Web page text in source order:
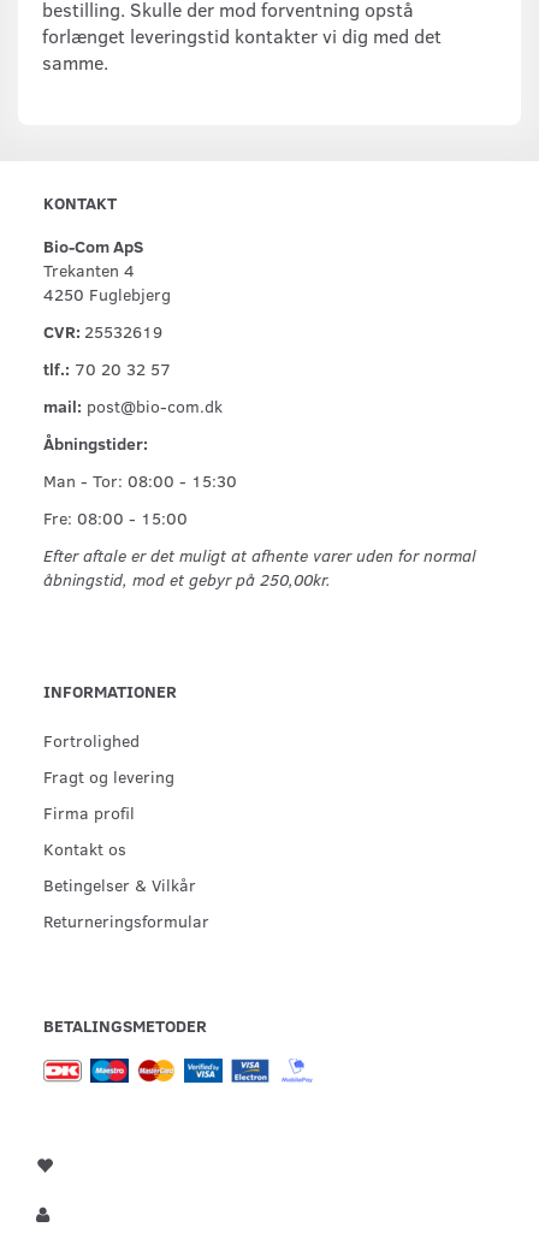
bestilling. Skulle der mod forventning opstå
forlænget leveringstid kontakter vi dig med det
samme.
KONTAKT
Bio-Com ApS
Trekanten 4
4250 Fuglebjerg
CVR: 25532619
tlf.: 70 20 32 57
mail: post@bio-com.dk
Åbningstider:
Man - Tor: 08:00 - 15:30
Fre: 08:00 - 15:00
Efter aftale er det muligt at afhente varer uden for normal
åbningstid, mod et gebyr på 250,00kr.
INFORMATIONER
Fortrolighed
Fragt og levering
Firma profil
Kontakt os
Betingelser & Vilkår
Returneringsformular
BETALINGSMETODER